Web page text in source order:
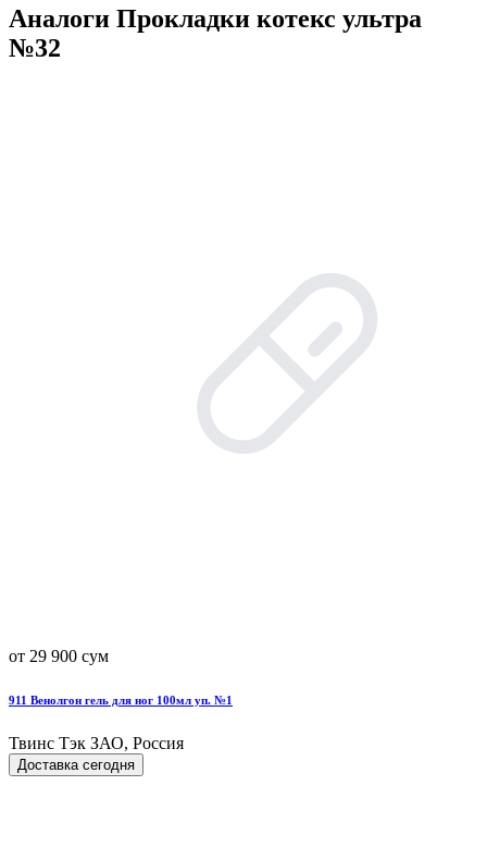
Аналоги Прокладки котекс ультра
№32
от 29 900 сум
911 Венолгон гель для ног 100мл уп. №1
Твинс Тэк ЗАО, Россия
Доставка сегодня